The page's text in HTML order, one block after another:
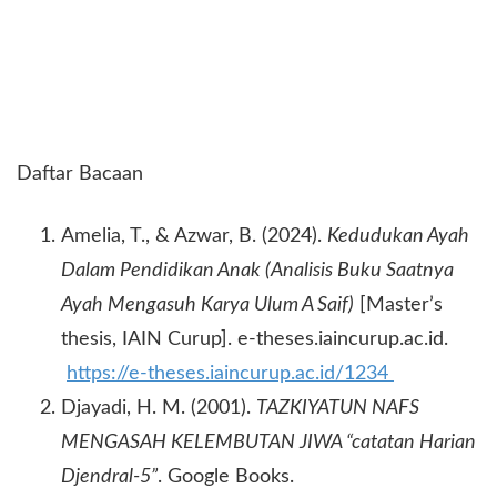
Daftar Bacaan
Amelia, T., & Azwar, B. (2024). Kedudukan Ayah
Dalam Pendidikan Anak (Analisis Buku Saatnya
Ayah Mengasuh Karya Ulum A Saif) [Master’s
thesis, IAIN Curup]. e-theses.iaincurup.ac.id.
https://e-theses.iaincurup.ac.id/1234
Djayadi, H. M. (2001). TAZKIYATUN NAFS
MENGASAH KELEMBUTAN JIWA “catatan Harian
Djendral-5”. Google Books.